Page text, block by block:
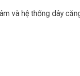
và hệ thống dây